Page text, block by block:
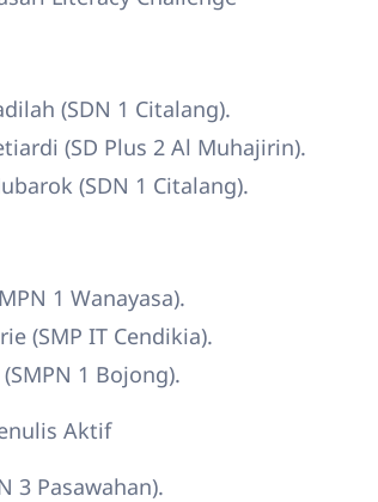
(SDN 1 Citalang).
(SD Plus 2 Al Muhajirin).
(SDN 1 Citalang).
1 Wanayasa).
(SMP IT Cendikia).
1 Bojong).
Aktif
3 Pasawahan).